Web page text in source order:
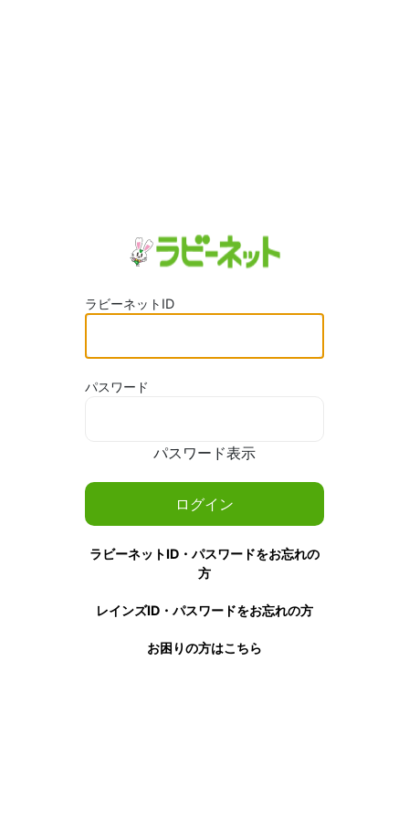
ラビーネットID
パスワード
パスワード表示
ラビーネットID・パスワードをお忘れの
方
レインズID・パスワードをお忘れの方
お困りの方はこちら